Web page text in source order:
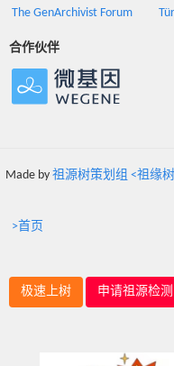
The GenArchivist Forum
合作伙伴
Made by 祖源树策划组 <祖缘
>首页
极速上树 申请祖源检测